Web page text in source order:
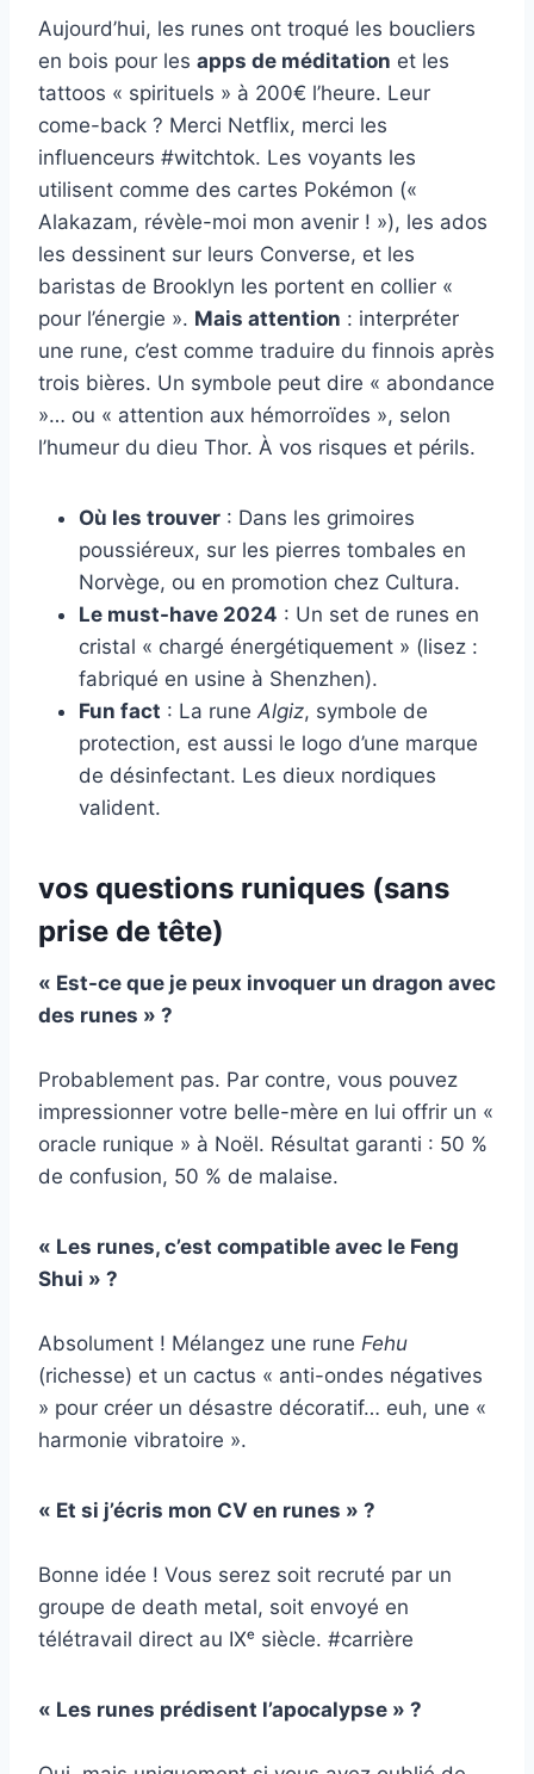
Aujourd’hui, les runes ont troqué les boucliers
en bois pour les apps de méditation et les
tattoos « spirituels » à 200€ l’heure. Leur
come-back ? Merci Netflix, merci les
influenceurs #witchtok. Les voyants les
utilisent comme des cartes Pokémon («
Alakazam, révèle-moi mon avenir ! »), les ados
les dessinent sur leurs Converse, et les
baristas de Brooklyn les portent en collier «
pour l’énergie ». Mais attention : interpréter
une rune, c’est comme traduire du finnois après
trois bières. Un symbole peut dire « abondance
»… ou « attention aux hémorroïdes », selon
l’humeur du dieu Thor. À vos risques et périls.
Où les trouver : Dans les grimoires
poussiéreux, sur les pierres tombales en
Norvège, ou en promotion chez Cultura.
Le must-have 2024 : Un set de runes en
cristal « chargé énergétiquement » (lisez :
fabriqué en usine à Shenzhen).
Fun fact : La rune Algiz, symbole de
protection, est aussi le logo d’une marque
de désinfectant. Les dieux nordiques
valident.
vos questions runiques (sans
prise de tête)
« Est-ce que je peux invoquer un dragon avec
des runes » ?
Probablement pas. Par contre, vous pouvez
impressionner votre belle-mère en lui offrir un «
oracle runique » à Noël. Résultat garanti : 50 %
de confusion, 50 % de malaise.
« Les runes, c’est compatible avec le Feng
Shui » ?
Absolument ! Mélangez une rune Fehu
(richesse) et un cactus « anti-ondes négatives
» pour créer un désastre décoratif… euh, une «
harmonie vibratoire ».
« Et si j’écris mon CV en runes » ?
Bonne idée ! Vous serez soit recruté par un
groupe de death metal, soit envoyé en
télétravail direct au IXᵉ siècle. #carrière
« Les runes prédisent l’apocalypse » ?